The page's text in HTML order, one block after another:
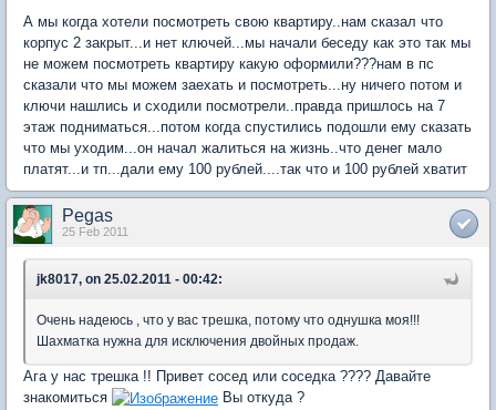
А мы когда хотели посмотреть свою квартиру..нам сказал что
корпус 2 закрыт...и нет ключей...мы начали беседу как это так мы
не можем посмотреть квартиру какую оформили???нам в пс
сказали что мы можем заехать и посмотреть...ну ничего потом и
ключи нашлись и сходили посмотрели..правда пришлось на 7
этаж подниматься...потом когда спустились подошли ему сказать
что мы уходим...он начал жалиться на жизнь..что денег мало
платят...и тп...дали ему 100 рублей....так что и 100 рублей хватит
Pegas
25 Feb 2011
jk8017, on 25.02.2011 - 00:42:
Очень надеюсь , что у вас трешка, потому что однушка моя!!!
Шахматка нужна для исключения двойных продаж.
Ага у нас трешка !! Привет сосед или соседка ???? Давайте
знакомиться
Вы откуда ?